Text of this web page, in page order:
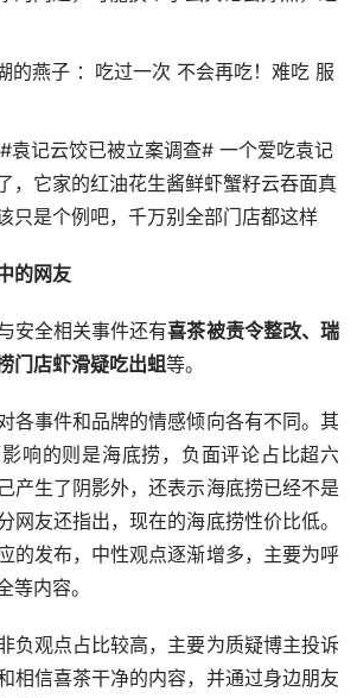
的燕子 ：吃过一次 不会再吃！难吃 服
袁记云饺已被立案调查# 一个爱吃袁记
，它家的红油花生酱鲜虾蟹籽云吞面真
只是个例吧，千万别全部门店都这样
的网友
安全相关事件还有喜茶被责令整改、瑞
门店虾滑疑吃出蛆等。
各事件和品牌的情感倾向各有不同。其
响的则是海底捞，负面评论占比超六
产生了阴影外，还表示海底捞已经不是
网友还指出，现在的海底捞性价比低。
的发布，中性观点逐渐增多，主要为呼
等内容。
负观点占比较高，主要为质疑博主投诉
相信喜茶干净的内容，并通过身边朋友